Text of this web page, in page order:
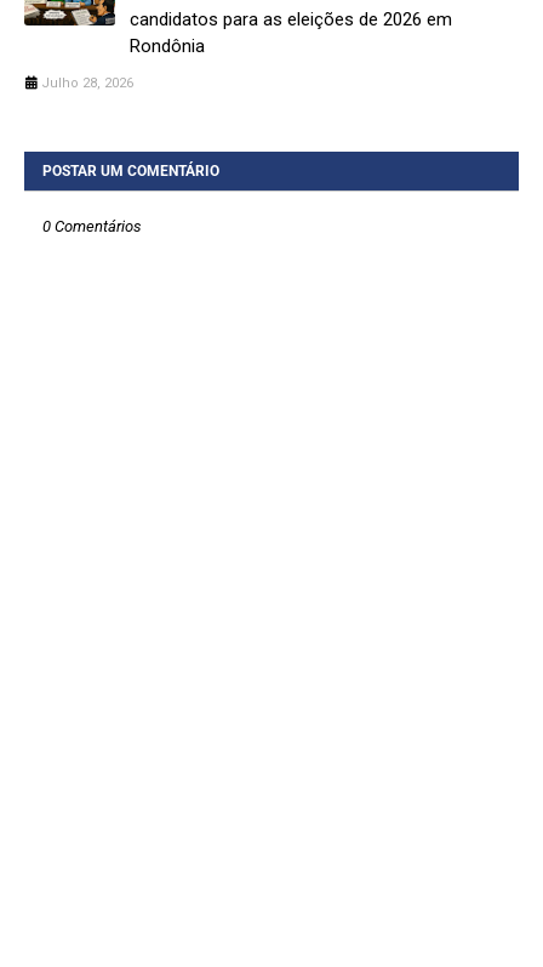
candidatos para as eleições de 2026 em
Rondônia
Julho 28, 2026
POSTAR UM COMENTÁRIO
0 Comentários